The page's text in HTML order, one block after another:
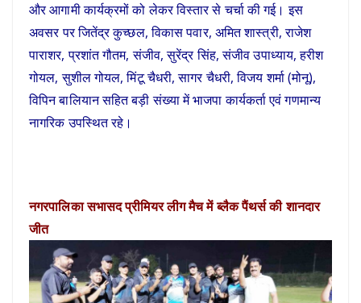
और आगामी कार्यक्रमों को लेकर विस्तार से चर्चा की गई। इस
अवसर पर जितेंद्र कुच्छल, विकास पवार, अमित शास्त्री, राजेश
पाराशर, प्रशांत गौतम, संजीव, सुरेंद्र सिंह, संजीव उपाध्याय, हरीश
गोयल, सुशील गोयल, मिंटू चैधरी, सागर चैधरी, विजय शर्मा (मोनू),
विपिन बालियान सहित बड़ी संख्या में भाजपा कार्यकर्ता एवं गणमान्य
नागरिक उपस्थित रहे।
नगरपालिका सभासद प्रीमियर लीग मैच में ब्लैक पैंथर्स की शानदार
जीत